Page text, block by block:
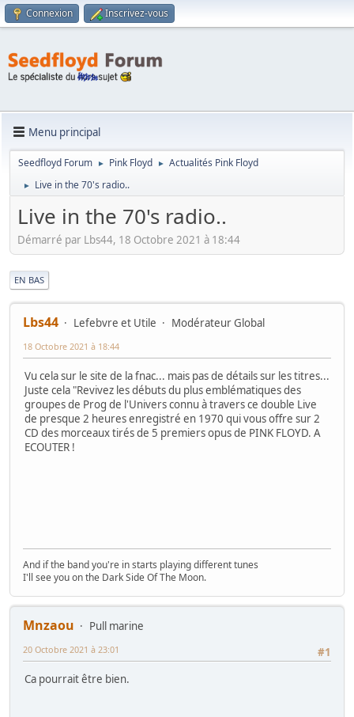
Connexion Inscrivez-vous
Menu principal
Seedfloyd Forum ► Pink Floyd ► Actualités Pink Floyd
► Live in the 70's radio..
Live in the 70's radio..
Démarré par Lbs44, 18 Octobre 2021 à 18:44
EN BAS
Lbs44 Lefebvre et Utile Modérateur Global
18 Octobre 2021 à 18:44
Vu cela sur le site de la fnac... mais pas de détails sur les titres...
Juste cela "Revivez les débuts du plus emblématiques des
groupes de Prog de l'Univers connu à travers ce double Live
de presque 2 heures enregistré en 1970 qui vous offre sur 2
CD des morceaux tirés de 5 premiers opus de PINK FLOYD. A
ECOUTER !
And if the band you're in starts playing different tunes
I'll see you on the Dark Side Of The Moon.
Mnzaou
Pull marine
#1
20 Octobre 2021 à 23:01
Ca pourrait être bien.